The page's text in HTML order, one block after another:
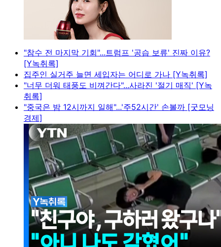
"참수 전 마지막 기회"...트럼프 '공습 보류' 진짜 이유?
[Y녹취록]
집주인 실거주 늘면 세입자는 어디로 가나 [Y녹취록]
"너무 더워 태풍도 비껴간다"...사라진 '절기 매직' [Y녹
취록]
"중국은 밤 12시까지 일해"...'주52시간' 손볼까 [굿모닝
경제]